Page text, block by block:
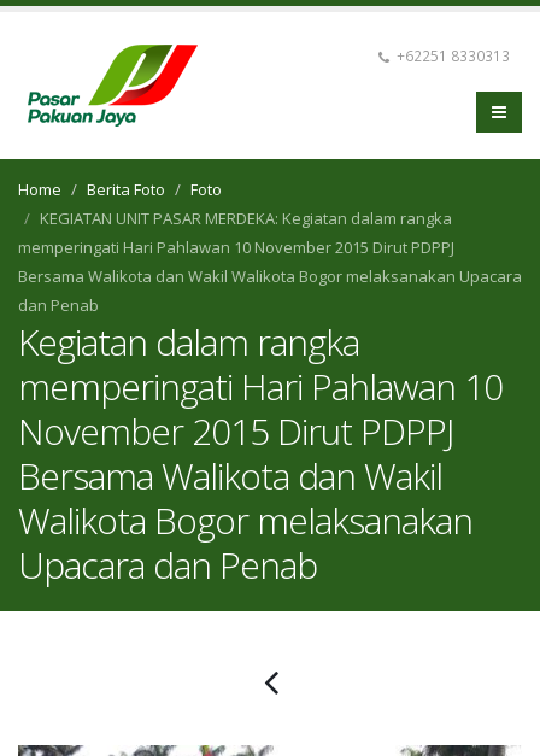
+62251 8330313
Home Berita Foto
Foto
KEGIATAN UNIT PASAR MERDEKA: Kegiatan dalam rangka
memperingati Hari Pahlawan 10 November 2015 Dirut PDPPJ
Bersama Walikota dan Wakil Walikota Bogor melaksanakan Upacara
dan Penab
Kegiatan dalam rangka
memperingati Hari Pahlawan 10
November 2015 Dirut PDPPJ
Bersama Walikota dan Wakil
Walikota Bogor melaksanakan
Upacara dan Penab